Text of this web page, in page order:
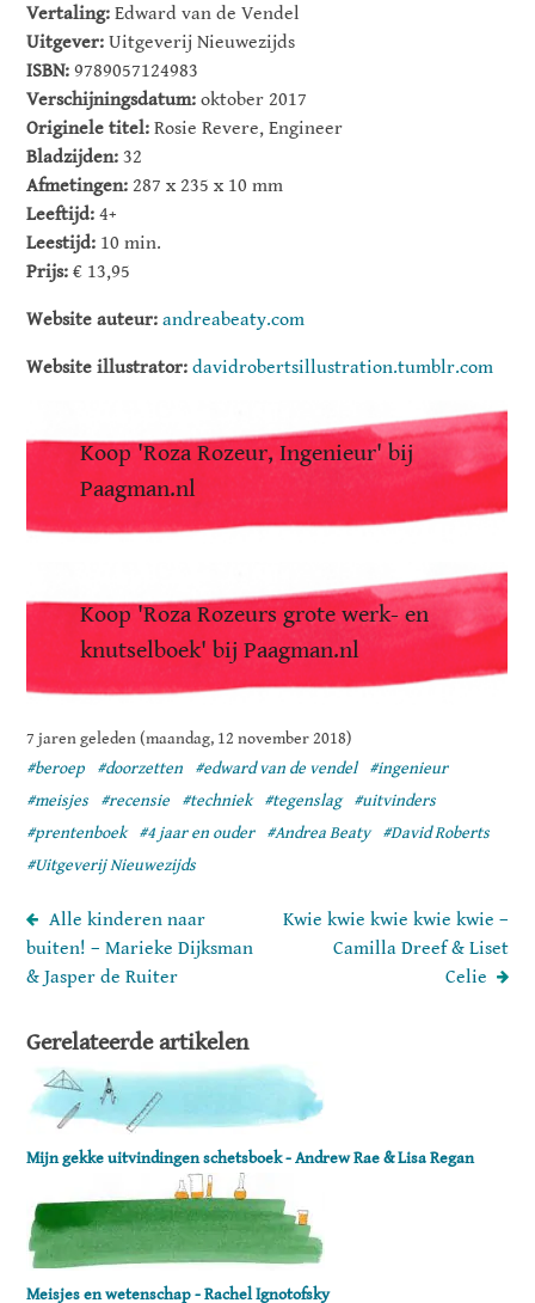
Vertaling: Edward van de Vendel
Uitgever: Uitgeverij Nieuwezijds
ISBN: 9789057124983
Verschijningsdatum: oktober 2017
Originele titel: Rosie Revere, Engineer
Bladzijden: 32
Afmetingen: 287 x 235 x 10 mm
Leeftijd: 4+
Leestijd: 10 min.
Prijs: € 13,95
Website auteur: andreabeaty.com
Website illustrator: davidrobertsillustration.tumblr.com
Koop 'Roza Rozeur, Ingenieur' bij
Paagman.nl
Koop 'Roza Rozeurs grote werk- en
knutselboek' bij Paagman.nl
7 jaren geleden (maandag, 12 november 2018)
#beroep
#doorzetten #edward van de vendel
#ingenieur
#meisjes
#recensie #techniek #tegenslag
#uitvinders
#prentenboek
#4 jaar en ouder #Andrea Beaty
#David Roberts
#Uitgeverij Nieuwezijds
Alle kinderen naar
buiten! – Marieke Dijksman
& Jasper de Ruiter
Kwie kwie kwie kwie kwie –
Camilla Dreef & Liset
Celie
Gerelateerde artikelen
Mijn gekke uitvindingen schetsboek - Andrew Rae & Lisa Regan
Meisjes en wetenschap - Rachel Ignotofsky